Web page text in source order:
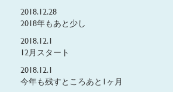
2018.12.28
2018年もあと少し
2018.12.1
12月スタート
2018.12.1
今年も残すところあと1ヶ月